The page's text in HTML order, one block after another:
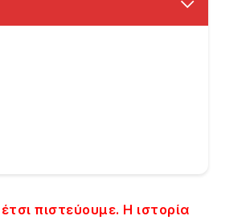
πιστεύουμε. Η ιστορία